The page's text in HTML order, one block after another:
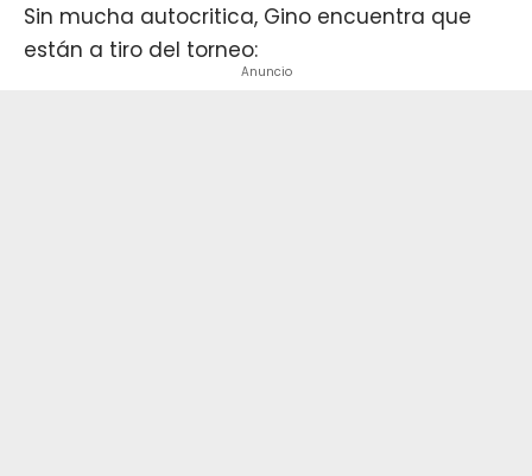
Sin mucha autocritica, Gino encuentra que
están a tiro del torneo:
Anuncio